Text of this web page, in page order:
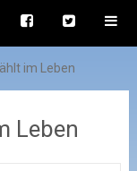
im Leben
Leben